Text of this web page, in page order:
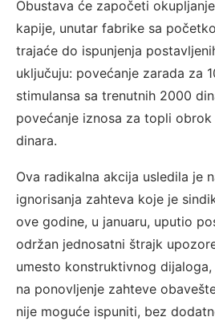
Obustava će započeti
kapije, unutar fabrike sa
trajaće do ispunjenja
uključuju: povećanje zarada za
stimulansa sa trenutnih 2000
povećanje iznosa za topli obrok
dinara.
Ova radikalna akcija usledila je
ignorisanja zahteva koje je
ove godine, u januaru, uputio
održan jednosatni štrajk
umesto konstruktivnog
na ponovljenje zahteve
nije moguće ispuniti, bez